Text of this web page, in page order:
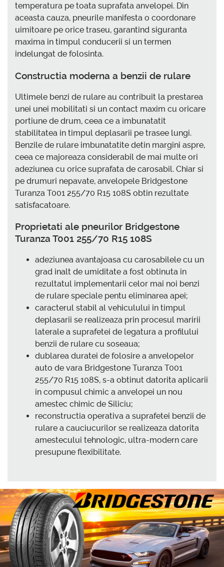
temperatura pe toata suprafata anvelopei. Din
aceasta cauza, pneurile manifesta o coordonare
uimitoare pe orice traseu, garantind siguranta
maxima in timpul conducerii si un termen
indelungat de folosinta.
Constructia moderna a benzii de rulare
Ultimele benzi de rulare au contribuit la prestarea
unei unei mobilitati si un contact maxim cu oricare
portiune de drum, ceea ce a imbunatatit
stabilitatea in timpul deplasarii pe trasee lungi.
Benzile de rulare imbunatatite detin margini aspre,
ceea ce majoreaza considerabil de mai multe ori
adeziunea cu orice suprafata de carosabil. Chiar si
pe drumuri nepavate, anvelopele Bridgestone
Turanza T001 255/70 R15 108S obtin rezultate
satisfacatoare.
Proprietati ale pneurilor Bridgestone
Turanza T001 255/70 R15 108S
adeziunea avantajoasa cu carosabilele cu un
grad inalt de umiditate a fost obtinuta in
rezultatul implementarii celor mai noi benzi
de rulare speciale pentu eliminarea apei;
caracterul stabil al vehiculului in timpul
deplasarii se realizeaza prin procesul maririi
laterale a suprafetei de legatura a profilului
benzii de rulare cu soseaua;
dublarea duratei de folosire a anvelopelor
auto de vara Bridgestone Turanza T001
255/70 R15 108S, s-a obtinut datorita aplicarii
in compusul chimic a anvelopei un nou
amestec chimic de Siliciu;
reconstructia operativa a suprafetei benzii de
rulare a cauciucurilor se realizeaza datorita
amestecului tehnologic, ultra-modern care
presupune flexibilitate.